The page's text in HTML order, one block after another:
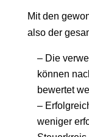
Mit den
also der
– Die
können
bewertet
–
weniger